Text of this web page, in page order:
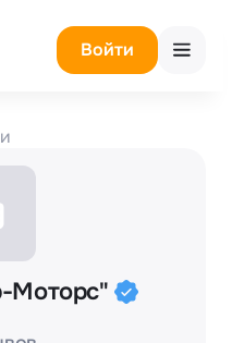
Войти
Моторс"